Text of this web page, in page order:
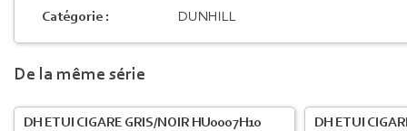
Catégorie : DUNHILL
De la même série
DH ETUI CIGARE GRIS/NOIR HU0007H10 DH ETUI